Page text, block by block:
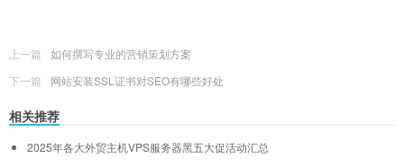
上一篇
如何撰写专业的营销策划方案
下一篇
网站安装SSL证书对SEO有哪些好处
相关推荐
2025年各大外贸主机VPS服务器黑五大促活动汇总